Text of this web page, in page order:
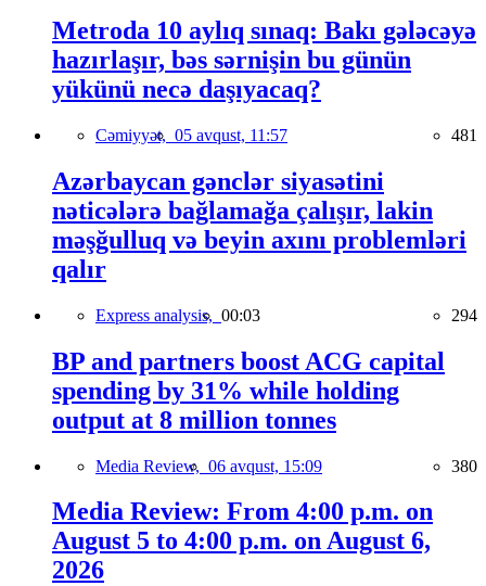
Metroda 10 aylıq sınaq: Bakı gələcəyə
hazırlaşır, bəs sərnişin bu günün
yükünü necə daşıyacaq?
Cəmiyyət, 05 avqust, 11:57 481
Azərbaycan gənclər siyasətini
nəticələrə bağlamağa çalışır, lakin
məşğulluq və beyin axını problemləri
qalır
Express analysis, 00:03 294
BP and partners boost ACG capital
spending by 31% while holding
output at 8 million tonnes
Media Review, 06 avqust, 15:09 380
Media Review: From 4:00 p.m. on
August 5 to 4:00 p.m. on August 6,
2026